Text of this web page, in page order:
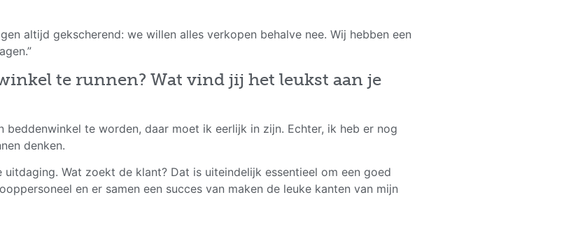
altijd gekscherend: we willen alles verkopen behalve nee. Wij hebben een
te runnen? Wat vind jij het leukst aan je
te worden, daar moet ik eerlijk in zijn. Echter, ik heb er nog
denken.
Wat zoekt de klant? Dat is uiteindelijk essentieel om een goed
en er samen een succes van maken de leuke kanten van mijn